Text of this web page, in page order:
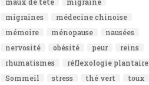
migraines
médecine chinoise
mémoire
ménopause
nausées
nervosité
obésité peur
reins
rhumatismes
réflexologie plantaire
Sommeil
stress thé vert
toux